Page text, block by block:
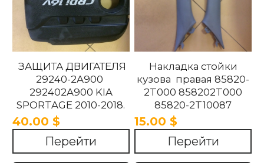
ЗАЩИТА ДВИГАТЕЛЯ
29240-2A900
292402A900 KIA
SPORTAGE 2010-2018.
40.00 $
Перейти
Накладка стойки
кузова правая 85820-
2T000 858202T000
85820-2T10087
858202T10087 85820-
2T100UP
858202T100UP Kia
Optima 2010 -2015
15.00 $
Перейти